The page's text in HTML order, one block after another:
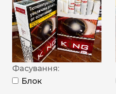
Фасування:
Блок